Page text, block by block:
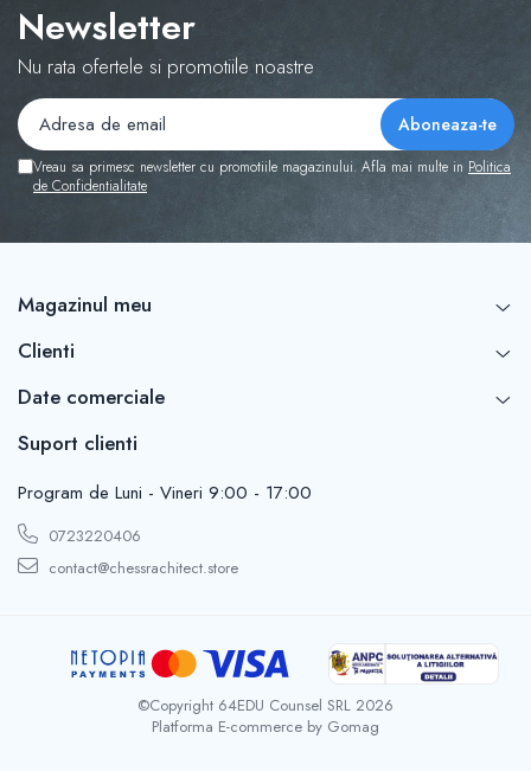
Newsletter
Nu rata ofertele si promotiile noastre
Vreau sa primesc newsletter cu promotiile magazinului. Afla mai multe in Politica
de Confidentialitate
Magazinul meu
Clienti
Date comerciale
Suport clienti
Program de Luni - Vineri 9:00 - 17:00
0723220406
contact@chessrachitect.store
©Copyright 64EDU Counsel SRL 2026
Platforma E-commerce by Gomag